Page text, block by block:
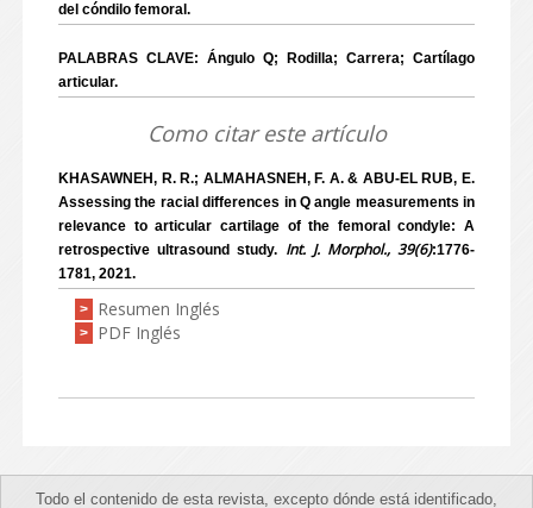
del cóndilo femoral.
PALABRAS CLAVE: Ángulo Q; Rodilla; Carrera; Cartílago
articular.
Como citar este artículo
KHASAWNEH, R. R.; ALMAHASNEH, F. A. & ABU-EL RUB, E.
Assessing the racial differences in Q angle measurements in
relevance to articular cartilage of the femoral condyle: A
retrospective ultrasound study. Int. J. Morphol., 39(6):1776-
1781, 2021.
> Resumen Inglés
> PDF Inglés
Todo el contenido de esta revista, excepto dónde está identificado,